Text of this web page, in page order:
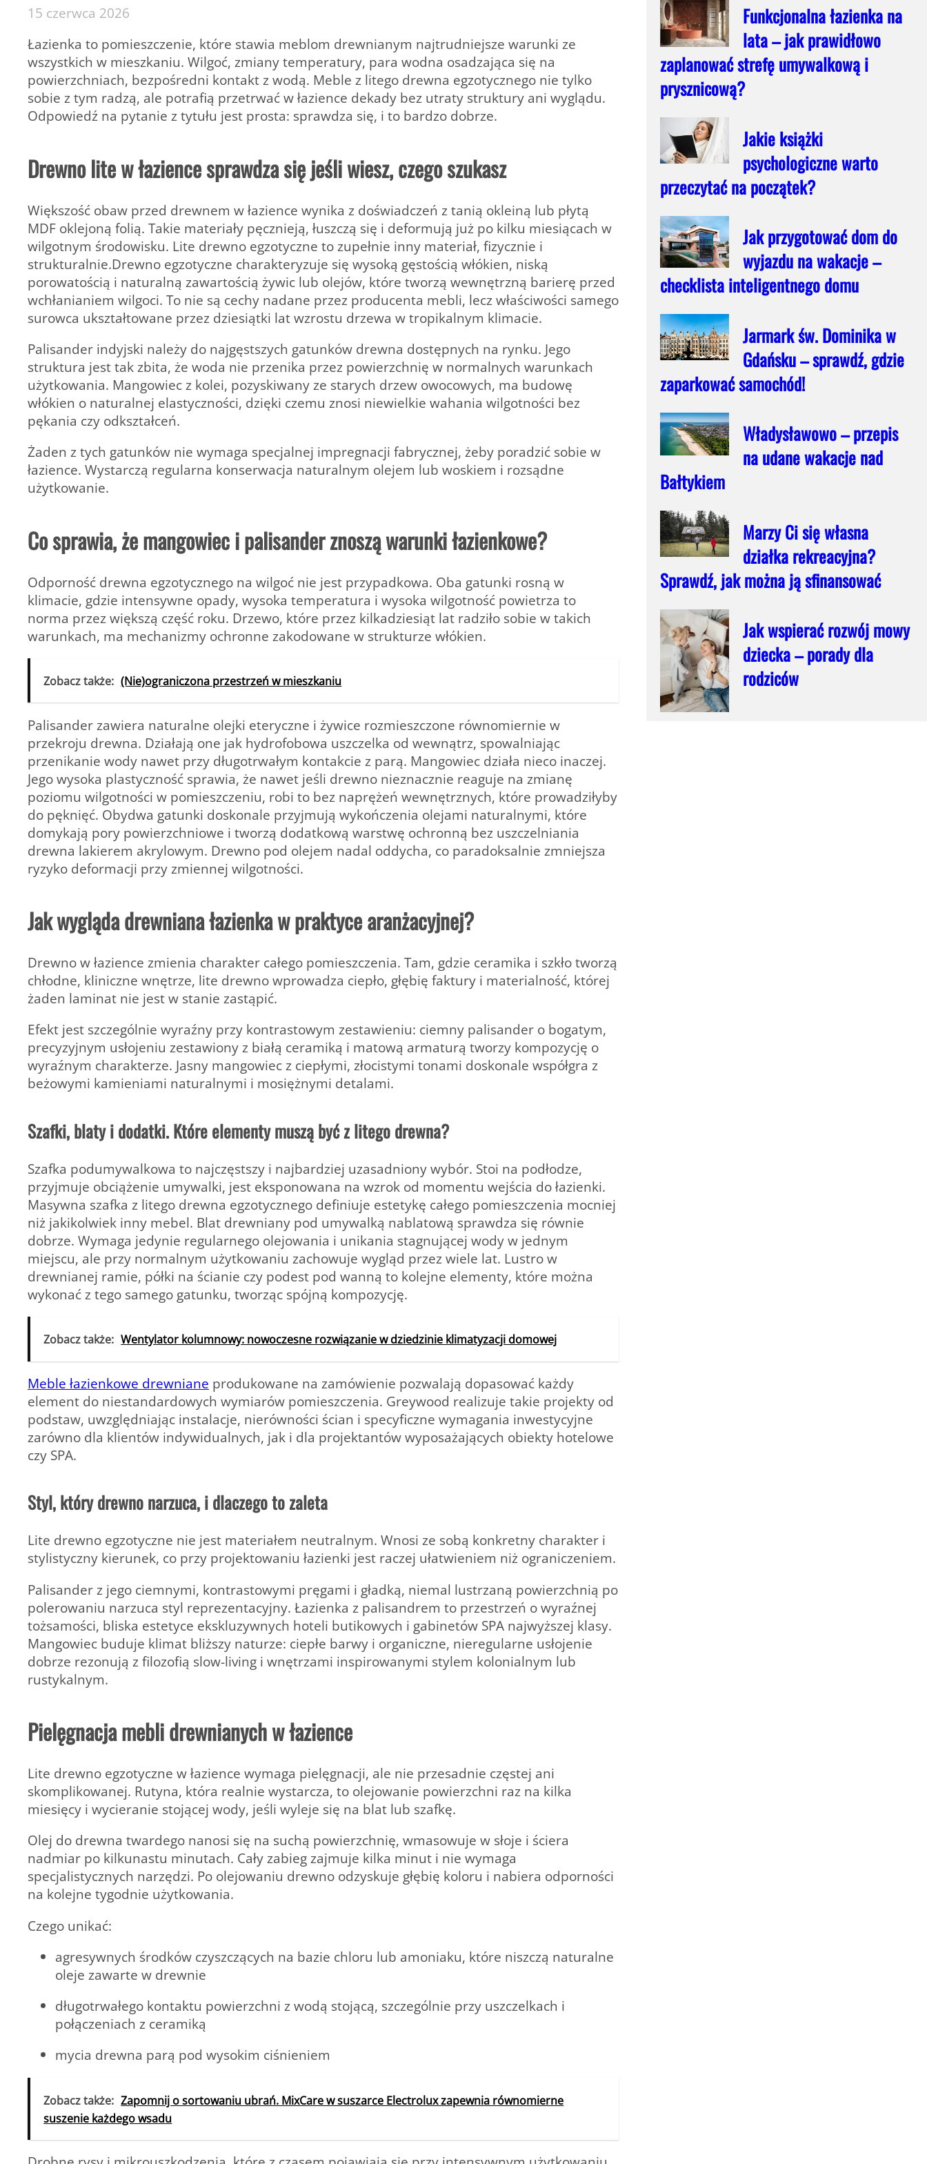
15 czerwca 2026
Łazienka to pomieszczenie, które stawia meblom drewnianym najtrudniejsze warunki ze
wszystkich w mieszkaniu. Wilgoć, zmiany temperatury, para wodna osadzająca się na
powierzchniach, bezpośredni kontakt z wodą. Meble z litego drewna egzotycznego nie tylko
sobie z tym radzą, ale potrafią przetrwać w łazience dekady bez utraty struktury ani wyglądu.
Odpowiedź na pytanie z tytułu jest prosta: sprawdza się, i to bardzo dobrze.
Drewno lite w łazience sprawdza się jeśli wiesz, czego szukasz
Większość obaw przed drewnem w łazience wynika z doświadczeń z tanią okleiną lub płytą
MDF oklejoną folią. Takie materiały pęcznieją, łuszczą się i deformują już po kilku miesiącach w
wilgotnym środowisku. Lite drewno egzotyczne to zupełnie inny materiał, fizycznie i
strukturalnie.Drewno egzotyczne charakteryzuje się wysoką gęstością włókien, niską
porowatością i naturalną zawartością żywic lub olejów, które tworzą wewnętrzną barierę przed
wchłanianiem wilgoci. To nie są cechy nadane przez producenta mebli, lecz właściwości samego
surowca ukształtowane przez dziesiątki lat wzrostu drzewa w tropikalnym klimacie.
Palisander indyjski należy do najgęstszych gatunków drewna dostępnych na rynku. Jego
struktura jest tak zbita, że woda nie przenika przez powierzchnię w normalnych warunkach
użytkowania. Mangowiec z kolei, pozyskiwany ze starych drzew owocowych, ma budowę
włókien o naturalnej elastyczności, dzięki czemu znosi niewielkie wahania wilgotności bez
pękania czy odkształceń.
Żaden z tych gatunków nie wymaga specjalnej impregnacji fabrycznej, żeby poradzić sobie w
łazience. Wystarczą regularna konserwacja naturalnym olejem lub woskiem i rozsądne
użytkowanie.
Co sprawia, że mangowiec i palisander znoszą warunki łazienkowe?
Odporność drewna egzotycznego na wilgoć nie jest przypadkowa. Oba gatunki rosną w
klimacie, gdzie intensywne opady, wysoka temperatura i wysoka wilgotność powietrza to
norma przez większą część roku. Drzewo, które przez kilkadziesiąt lat radziło sobie w takich
warunkach, ma mechanizmy ochronne zakodowane w strukturze włókien.
Zobacz także: (Nie)ograniczona przestrzeń w mieszkaniu
Palisander zawiera naturalne olejki eteryczne i żywice rozmieszczone równomiernie w
przekroju drewna. Działają one jak hydrofobowa uszczelka od wewnątrz, spowalniając
przenikanie wody nawet przy długotrwałym kontakcie z parą. Mangowiec działa nieco inaczej.
Jego wysoka plastyczność sprawia, że nawet jeśli drewno nieznacznie reaguje na zmianę
poziomu wilgotności w pomieszczeniu, robi to bez naprężeń wewnętrznych, które prowadziłyby
do pęknięć. Obydwa gatunki doskonale przyjmują wykończenia olejami naturalnymi, które
domykają pory powierzchniowe i tworzą dodatkową warstwę ochronną bez uszczelniania
drewna lakierem akrylowym. Drewno pod olejem nadal oddycha, co paradoksalnie zmniejsza
ryzyko deformacji przy zmiennej wilgotności.
Jak wygląda drewniana łazienka w praktyce aranżacyjnej?
Drewno w łazience zmienia charakter całego pomieszczenia. Tam, gdzie ceramika i szkło tworzą
chłodne, kliniczne wnętrze, lite drewno wprowadza ciepło, głębię faktury i materialność, której
żaden laminat nie jest w stanie zastąpić.
Efekt jest szczególnie wyraźny przy kontrastowym zestawieniu: ciemny palisander o bogatym,
precyzyjnym usłojeniu zestawiony z białą ceramiką i matową armaturą tworzy kompozycję o
wyraźnym charakterze. Jasny mangowiec z ciepłymi, złocistymi tonami doskonale współgra z
beżowymi kamieniami naturalnymi i mosiężnymi detalami.
Szafki, blaty i dodatki. Które elementy muszą być z litego drewna?
Szafka podumywalkowa to najczęstszy i najbardziej uzasadniony wybór. Stoi na podłodze,
przyjmuje obciążenie umywalki, jest eksponowana na wzrok od momentu wejścia do łazienki.
Masywna szafka z litego drewna egzotycznego definiuje estetykę całego pomieszczenia mocniej
niż jakikolwiek inny mebel. Blat drewniany pod umywalką nablatową sprawdza się równie
dobrze. Wymaga jedynie regularnego olejowania i unikania stagnującej wody w jednym
miejscu, ale przy normalnym użytkowaniu zachowuje wygląd przez wiele lat. Lustro w
drewnianej ramie, półki na ścianie czy podest pod wanną to kolejne elementy, które można
wykonać z tego samego gatunku, tworząc spójną kompozycję.
Zobacz także: Wentylator kolumnowy: nowoczesne rozwiązanie w dziedzinie klimatyzacji domowej
Meble łazienkowe drewniane produkowane na zamówienie pozwalają dopasować każdy
element do niestandardowych wymiarów pomieszczenia. Greywood realizuje takie projekty od
podstaw, uwzględniając instalacje, nierówności ścian i specyficzne wymagania inwestycyjne
zarówno dla klientów indywidualnych, jak i dla projektantów wyposażających obiekty hotelowe
czy SPA.
Styl, który drewno narzuca, i dlaczego to zaleta
Lite drewno egzotyczne nie jest materiałem neutralnym. Wnosi ze sobą konkretny charakter i
stylistyczny kierunek, co przy projektowaniu łazienki jest raczej ułatwieniem niż ograniczeniem.
Palisander z jego ciemnymi, kontrastowymi pręgami i gładką, niemal lustrzaną powierzchnią po
polerowaniu narzuca styl reprezentacyjny. Łazienka z palisandrem to przestrzeń o wyraźnej
tożsamości, bliska estetyce ekskluzywnych hoteli butikowych i gabinetów SPA najwyższej klasy.
Mangowiec buduje klimat bliższy naturze: ciepłe barwy i organiczne, nieregularne usłojenie
dobrze rezonują z filozofią slow-living i wnętrzami inspirowanymi stylem kolonialnym lub
rustykalnym.
Pielęgnacja mebli drewnianych w łazience
Lite drewno egzotyczne w łazience wymaga pielęgnacji, ale nie przesadnie częstej ani
skomplikowanej. Rutyna, która realnie wystarcza, to olejowanie powierzchni raz na kilka
miesięcy i wycieranie stojącej wody, jeśli wyleje się na blat lub szafkę.
Olej do drewna twardego nanosi się na suchą powierzchnię, wmasowuje w słoje i ściera
nadmiar po kilkunastu minutach. Cały zabieg zajmuje kilka minut i nie wymaga
specjalistycznych narzędzi. Po olejowaniu drewno odzyskuje głębię koloru i nabiera odporności
na kolejne tygodnie użytkowania.
Czego unikać:
agresywnych środków czyszczących na bazie chloru lub amoniaku, które niszczą naturalne
oleje zawarte w drewnie
długotrwałego kontaktu powierzchni z wodą stojącą, szczególnie przy uszczelkach i
połączeniach z ceramiką
mycia drewna parą pod wysokim ciśnieniem
Zobacz także: Zapomnij o sortowaniu ubrań. MixCare w suszarce Electrolux zapewnia równomierne
suszenie każdego wsadu
Funkcjonalna łazienka na
lata – jak prawidłowo
zaplanować strefę umywalkową i
prysznicową?
Jakie książki
psychologiczne warto
przeczytać na początek?
Jak przygotować dom do
wyjazdu na wakacje –
checklista inteligentnego domu
Jarmark św. Dominika w
Gdańsku – sprawdź, gdzie
zaparkować samochód!
Władysławowo – przepis
na udane wakacje nad
Bałtykiem
Marzy Ci się własna
działka rekreacyjna?
Sprawdź, jak można ją sfinansować
Jak wspierać rozwój mowy
dziecka – porady dla
rodziców